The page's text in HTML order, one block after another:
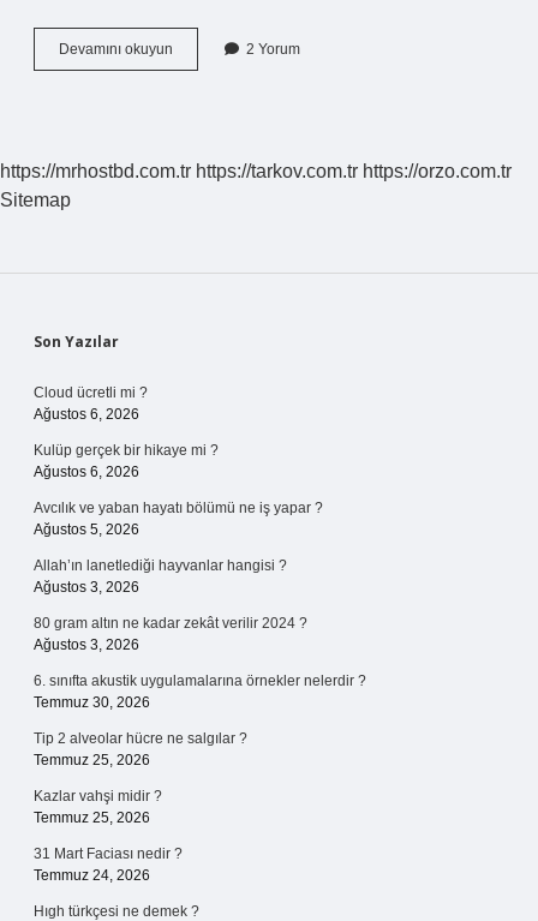
Devamını okuyun
Devrimi
Sorunlar
2 Yorum
https://mrhostbd.com.tr https://tarkov.com.tr https://orzo.com.tr
Sitemap
Sidebar
Son Yazılar
Cloud ücretli mi ?
Ağustos 6, 2026
Kulüp gerçek bir hikaye mi ?
Ağustos 6, 2026
Avcılık ve yaban hayatı bölümü ne iş yapar ?
Ağustos 5, 2026
Allah’ın lanetlediği hayvanlar hangisi ?
Ağustos 3, 2026
80 gram altın ne kadar zekât verilir 2024 ?
Ağustos 3, 2026
6. sınıfta akustik uygulamalarına örnekler nelerdir ?
Temmuz 30, 2026
Tip 2 alveolar hücre ne salgılar ?
Temmuz 25, 2026
Kazlar vahşi midir ?
Temmuz 25, 2026
31 Mart Faciası nedir ?
Temmuz 24, 2026
Hıgh türkçesi ne demek ?